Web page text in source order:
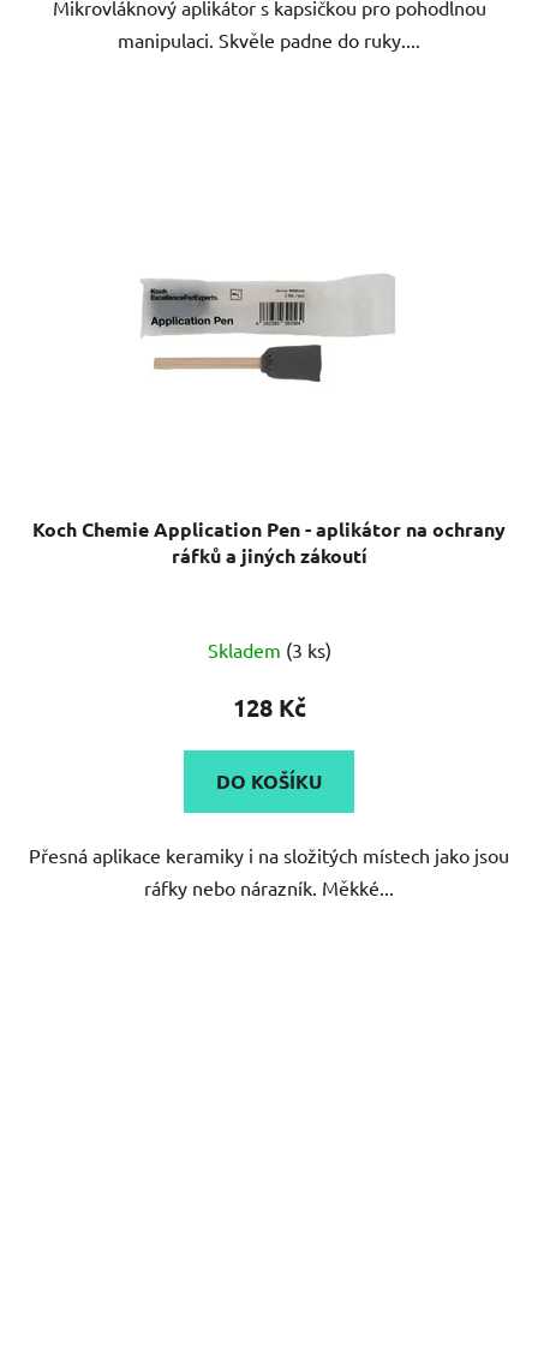
Mikrovláknový aplikátor s kapsičkou pro pohodlnou
manipulaci. Skvěle padne do ruky....
Koch Chemie Application Pen - aplikátor na ochrany
ráfků a jiných zákoutí
Skladem (3 ks)
128 Kč
DO KOŠÍKU
Přesná aplikace keramiky i na složitých místech jako jsou
ráfky nebo nárazník. Měkké...